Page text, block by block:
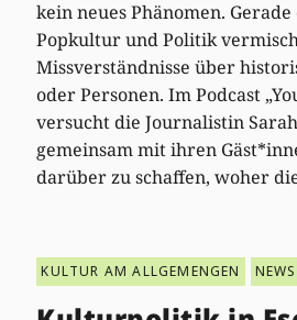
kein neues Phänomen.
Popkultur und Politik
Missverständnisse über
oder Personen. Im Podcast
versucht die Journalistin
gemeinsam mit ihren
darüber zu schaffen, woher
KULTUR AM ALLGEMENGEN NEWS